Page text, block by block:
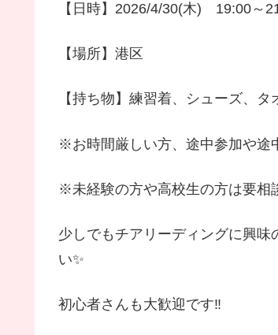
【日時】2026/4/30(木) 19:00～
【場所】港区
【持ち物】練習着、シューズ、タ
※お時間厳しい方、途中参加や途
※未経験の方や高校生の方は要相
少しでもチアリーディングに興味
い✨
初心者さんも大歓迎です‼